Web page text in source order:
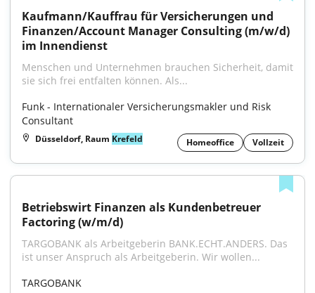
Kaufmann/Kauffrau für Versicherungen und
Finanzen/Account Manager Consulting (m/w/d)
im Innendienst
Menschen und Unternehmen brauchen Sicherheit, damit
sie sich frei entfalten können. Als...
Funk - Internationaler Versicherungsmakler und Risk
Consultant
Düsseldorf, Raum Krefeld Homeoffice Vollzeit
Betriebswirt Finanzen als Kundenbetreuer
Factoring (w/m/d)
TARGOBANK als Arbeitgeberin BANK.ECHT.ANDERS. Das
ist unser Anspruch als Arbeitgeberin. Wir wollen...
TARGOBANK